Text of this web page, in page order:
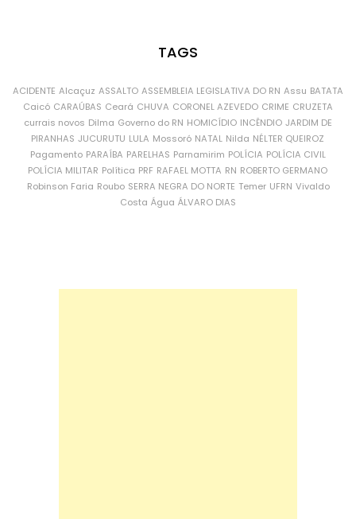
TAGS
ACIDENTE Alcaçuz ASSALTO ASSEMBLEIA LEGISLATIVA DO RN Assu BATATA
Caicó CARAÚBAS Ceará CHUVA CORONEL AZEVEDO CRIME CRUZETA
currais novos Dilma Governo do RN HOMICÍDIO INCÊNDIO JARDIM DE
PIRANHAS JUCURUTU LULA Mossoró NATAL Nilda NÉLTER QUEIROZ
Pagamento PARAÍBA PARELHAS Parnamirim POLÍCIA POLÍCIA CIVIL
POLÍCIA MILITAR Política PRF RAFAEL MOTTA RN ROBERTO GERMANO
Robinson Faria Roubo SERRA NEGRA DO NORTE Temer UFRN Vivaldo
Costa Água ÁLVARO DIAS